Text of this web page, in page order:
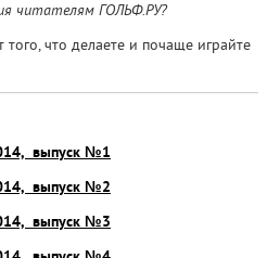
читателям ГОЛЬФ.РУ?
того, что делаете и почаще играйте
выпуск №1
выпуск №2
выпуск №3